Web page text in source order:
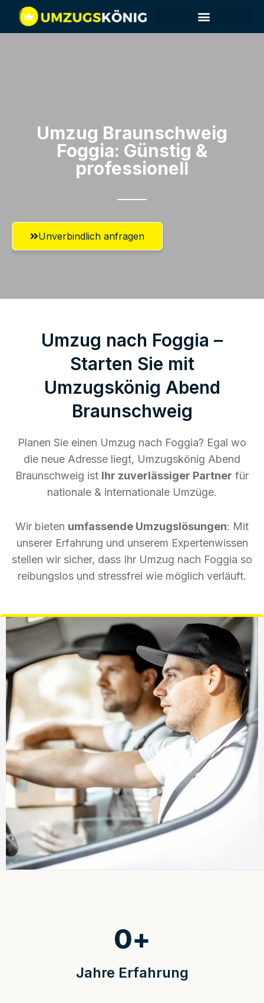
Umzug Braunschweig​
Foggia: Günstig &
professionell​
Unverbindlich anfragen
Umzug nach Foggia –
Starten Sie mit
Umzugskönig Abend
Braunschweig
Planen Sie einen Umzug nach Foggia? Egal wo
die neue Adresse liegt, Umzugskönig Abend
Braunschweig ist Ihr zuverlässiger Partner für
nationale & internationale Umzüge.
Wir bieten umfassende Umzugslösungen: Mit
unserer Erfahrung und unserem Expertenwissen
stellen wir sicher, dass Ihr Umzug nach Foggia so
reibungslos und stressfrei wie möglich verläuft.
Jahre Erfahrung
0+